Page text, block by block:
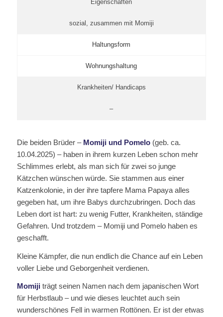
Eigenschaften
sozial, zusammen mit Momiji
Haltungsform
Wohnungshaltung
Krankheiten/ Handicaps
–
Die beiden Brüder – Momiji und Pomelo(geb. ca.
10.04.2025) – haben in ihrem kurzen Leben schon mehr
Schlimmes erlebt, als man sich für zwei so junge
Kätzchen wünschen würde. Sie stammen aus einer
Katzenkolonie, in der ihre tapfere Mama Papaya alles
gegeben hat, um ihre Babys durchzubringen. Doch das
Leben dort ist hart: zu wenig Futter, Krankheiten, ständige
Gefahren. Und trotzdem – Momiji und Pomelo haben es
geschafft.
Kleine Kämpfer, die nun endlich die Chance auf ein Leben
voller Liebe und Geborgenheit verdienen.
Momijiträgt seinen Namen nach dem japanischen Wort
für Herbstlaub – und wie dieses leuchtet auch sein
wunderschönes Fell in warmen Rottönen. Er ist der etwas